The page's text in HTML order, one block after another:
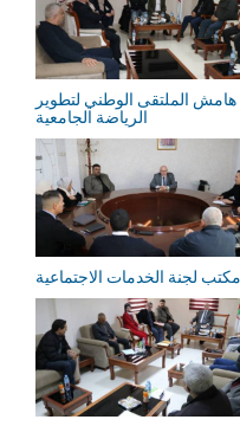
الملتقى الوطني لتطوير
الرياضة الجامعية
لجنة الخدمات الاجتماعية